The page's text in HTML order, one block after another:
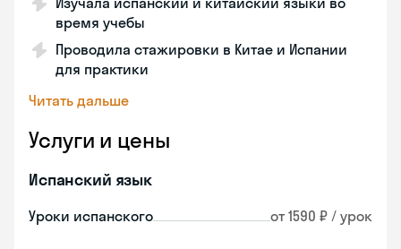
время учебы
Проводила стажировки в Китае и Испании
для практики
Читать дальше
Услуги и цены
Испанский язык
Уроки испанского от 1590 ₽ / урок